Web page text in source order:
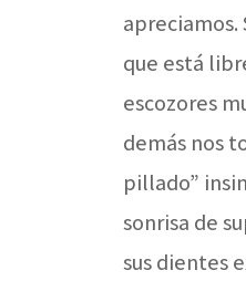
apreciamos.
que está
escozores
demás nos
pillado”
sonrisa de
sus dientes